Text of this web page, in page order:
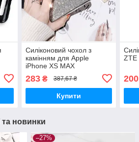
Силіконовий чохол з
камінням для Apple
iPhone XS MAX
283₴ 387,67 ₴
Купити
ZTE
200
та новинки
–27%